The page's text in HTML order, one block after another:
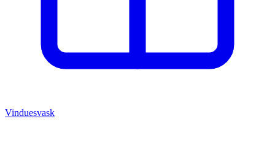
Vinduesvask